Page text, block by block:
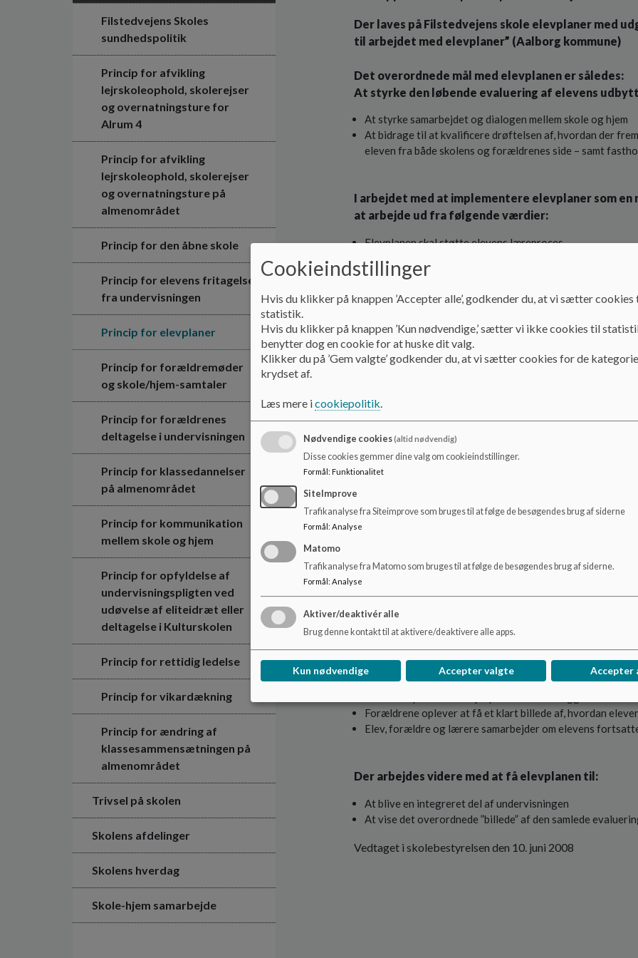
Filstedvejens Skoles
sundhedspolitik
Princip for afvikling
lejrskoleophold, skolerejser
og overnatningsture for
Alrum 4
Princip for afvikling
lejrskoleophold, skolerejser
og overnatningsture på
almenområdet
Princip for den åbne skole
Princip for elevens fritagelse
fra undervisningen
Princip for elevplaner
Princip for forældremøder
og skole/hjem-samtaler
Princip for forældrenes
deltagelse i undervisningen
Princip for klassedannelser
på almenområdet
Princip for kommunikation
mellem skole og hjem
Princip for opfyldelse af
undervisningspligten ved
udøvelse af eliteidræt eller
deltagelse i Kulturskolen
Princip for rettidig ledelse
Princip for vikardækning
Princip for ændring af
klassesammensætningen på
almenområdet
Trivsel på skolen
Skolens afdelinger
Skolens hverdag
Skole-hjem samarbejde
Der laves på Filstedvejens skole elevplaner med
til arbejdet med elevplaner” (Aalborg kommune)
Det overordnede mål med elevplanen er således:
At styrke den løbende evaluering af elevens
At styrke samarbejdet og dialogen mellem skole og hjem
At bidrage til at kvalificere drøftelsen af, hvordan der
eleven fra både skolens og forældrenes side – samt
I arbejdet med at implementere elevplaner som
at arbejde ud fra følgende værdier:
Elevplanen skal støtte elevens læreproces
Elevplanen indeholder det der lige nu har størst
Eleverne ved, hvad de bliver vurderet i forhold til
På Filstedvejens skole fra skoleåret 2008/2009:
Der laves hvert år en overordnet plan, der både
Elevplanen indeholder aftaler om, hvordan elev, lærere
læringsmål
Elevplanen udarbejdes i forbindelse med første skole/
Den overordnede elevplan justeres og tilrettes i
Elevplanen laves i SkoleIntra og de færdige elevplaner
de forældre, der måtte ønske det)
Der er udarbejdet 4 modeller til anvendelse i bh. klasse,
Elevplanen indeholder – som det mindste – beskrivelser
sociale læseplan
Elevplanen giver en beskrivelse af elevens aktuelle
Elevplanen indeholder beslutninger, der træffes for at
Elevplanen suppleres med dokumenterende materiale
Succeskriterier:
Eleverne oplever ”at være med” i egen proces (tager
Forældrene oplever at få et klart billede af, hvordan
Elev, forældre og lærere samarbejder om elevens
Der arbejdes videre med at få elevplanen til:
At blive en integreret del af undervisningen
At vise det overordnede ”billede” af den samlede
Vedtaget i skolebestyrelsen den 10. juni 2008
Cookieindstillinger
Hvis du klikker på knappen ’Accepter alle’, godkender du, at vi sætter
statistik.
Hvis du klikker på knappen ’Kun nødvendige,’ sætter vi ikke cookies til
benytter dog en cookie for at huske dit valg.
Klikker du på ’Gem valgte’ godkender du, at vi sætter cookies for de
krydset af.
Læs mere icookiepolitik.
Nødvendige cookies(altid nødvendig)
Disse cookies gemmer dine valg om cookieindstillinger.
Formål : Funktionalitet
SiteImprove
Trafikanalyse fra Siteimprove som bruges til at følge de besøgendes brug af siderne
Formål : Analyse
Matomo
Trafikanalyse fra Matomo som bruges til at følge de besøgendes brug af siderne.
Formål: Analyse
Aktiver/deaktivér alle
Brug denne kontakt til at aktivere/deaktivere alle apps.
Kun nødvendige Accepter valgte Accepter